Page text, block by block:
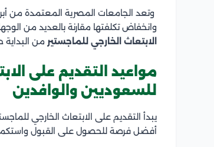
وتعد الجامعات المصرية المعتمدة من
وانخفاض تكلفتها مقارنة بالعديد من
الابتعاث الخارجي للماجستير من
مواعيد التقديم على
للسعوديين والوافدين
يبدأ التقديم على الابتعاث الخارجي
أفضل فرصة للحصول على القبول